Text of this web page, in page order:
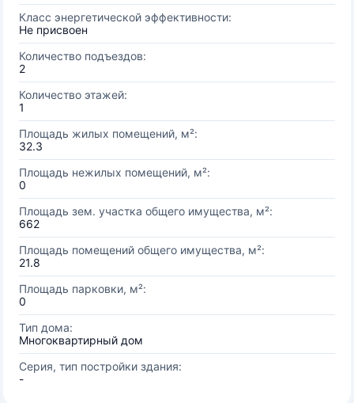
Класс энергетической эффективности:
Не присвоен
Количество подъездов:
2
Количество этажей:
1
Площадь жилых помещений, м²:
32.3
Площадь нежилых помещений, м²:
0
Площадь зем. участка общего имущества, м²:
662
Площадь помещений общего имущества, м²:
21.8
Площадь парковки, м²:
0
Тип дома:
Многоквартирный дом
Серия, тип постройки здания:
-